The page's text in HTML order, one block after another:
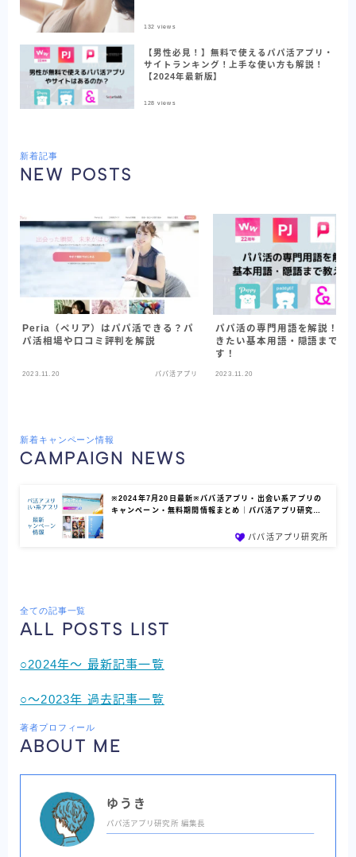
132 views
【男性必見！】無料で使えるパパ活アプリ・
サイトランキング！上手な使い方も解説！
【2024年最新版】
128 views
新着記事
NEW POSTS
Peria（ペリア）はパパ活できる？パ
パ活相場や口コミ評判を解説
2023.11.20 パパ活アプリ
パパ活の専門用語を解説！覚
きたい基本用語・隠語まで教
す！
2023.11.20
新着キャンペーン情報
CAMPAIGN NEWS
※2024年7月20日最新※パパ活アプリ・出会い系アプリの
キャンペーン・無料期間情報まとめ｜パパ活アプリ研究…
パパ活アプリ研究所
全ての記事一覧
ALL POSTS LIST
○2024年～ 最新記事一覧
○～2023年 過去記事一覧
著者プロフィール
ABOUT ME
ゆうき
パパ活アプリ研究所 編集長